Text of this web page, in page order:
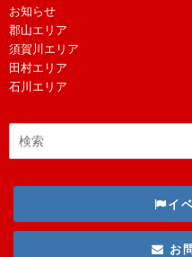
お知らせ
郡山エリア
須賀川エリア
田村エリア
石川エリア
イ
お